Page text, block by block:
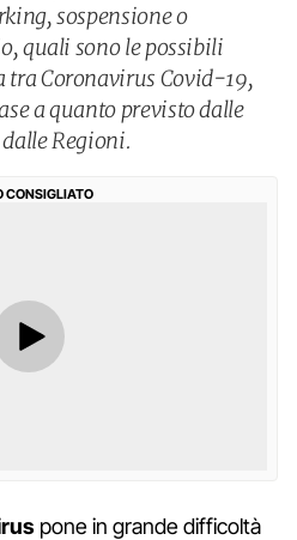
sospensione o
quali sono le possibili
tra Coronavirus Covid-19,
a quanto previsto dalle
Regioni.
CONSIGLIATO
pone in grande difficoltà